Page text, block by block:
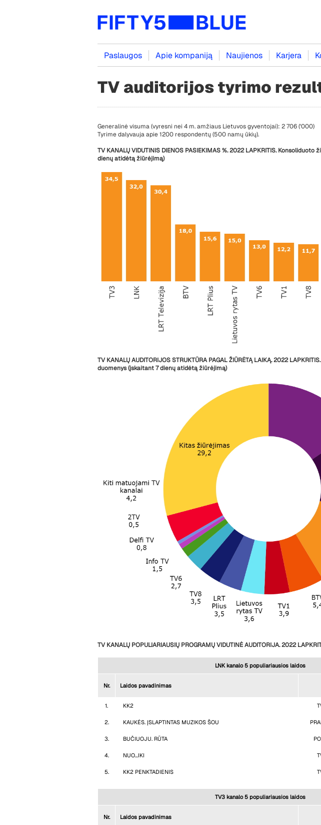
Paslaugos Apie kompaniją Naujienos Karjera
TV auditorijos tyrimo
Generalinė visuma (vyresni nei 4 m. amžiaus Lietuvos gyventojai): 2 706 ('000)
Tyrime dalyvauja apie 1200 respondentų (500 namų ūkių).
TV KANALŲ VIDUTINIS DIENOS PASIEKIMAS %. 2022 LAPKRITIS.
dienų atidėtą žiūrėjimą)
TV KANALŲ AUDITORIJOS STRUKTŪRA PAGAL ŽIŪRĖTĄ LAIKĄ.2022LAPKRITIS
duomenys (įskaitant 7 dienų atidėtą žiūrėjimą)
TV KANALŲ POPULIARIAUSIŲ PROGRAMŲ VIDUTINĖ AUDITORIJA.2022
LNK kanalo 5 populiariausios laidos
Nr. Laidos pavadinimas
1. KK2
2. KAUKĖS. ĮSLAPTINTAS MUZIKOS ŠOU
3. BUČIUOJU. RŪTA
4. NUO...IKI
5. KK2 PENKTADIENIS
TV3 kanalo 5 populiariausios laidos
Nr. Laidos pavadinimas